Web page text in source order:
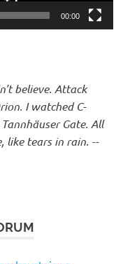
00:00
believe. Attack
I watched C-
Gate. All
like tears in rain. --